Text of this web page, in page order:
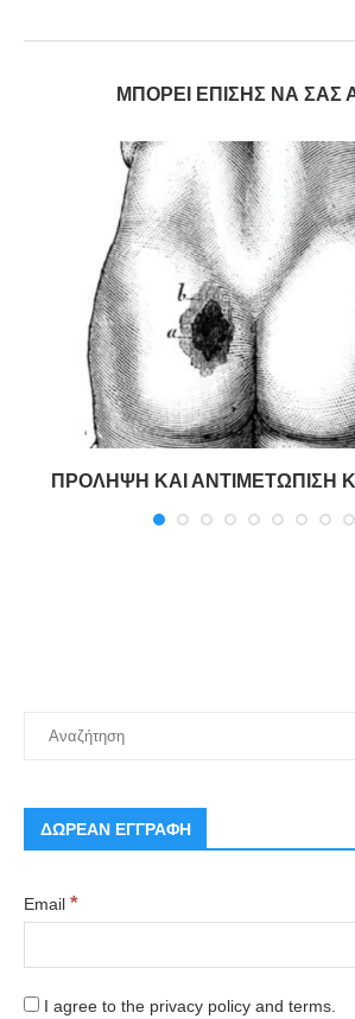
ΜΠΟΡΕΊ ΕΠΊΣΗΣ ΝΑ ΣΑΣ
ΠΡΟΛΗΨΗ ΚΑΙ ΑΝΤΙΜΕΤΩΠΙΣΗ
ΔΩΡΕΑΝ ΕΓΓΡΑΦΗ
Email *
I agree to the privacy policy and terms.